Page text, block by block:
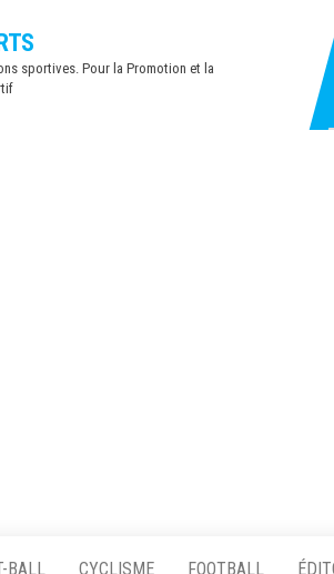
sportives. Pour la Promotion et la
BALL CYCLISME FOOTBALL